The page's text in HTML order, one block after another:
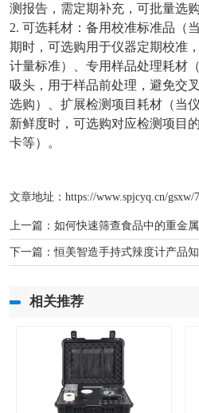
测报告，需定期补充，可批量选购
2. 可选耗材：备用校准标准品（
期时，可选购用于仪器定期校准
计量标准）、专用样品处理耗材
吸头，用于样品前处理，避免交
选购）、扩展检测项目耗材（当
新鲜度时，可选购对应检测项目
卡等）。
文章地址： https://www.spjcyq.cn/gsxw/
上一篇： 如何快速筛查食品中的重金属污染？食品
下一篇：恒美智造手持式辣度计产品
相关推荐